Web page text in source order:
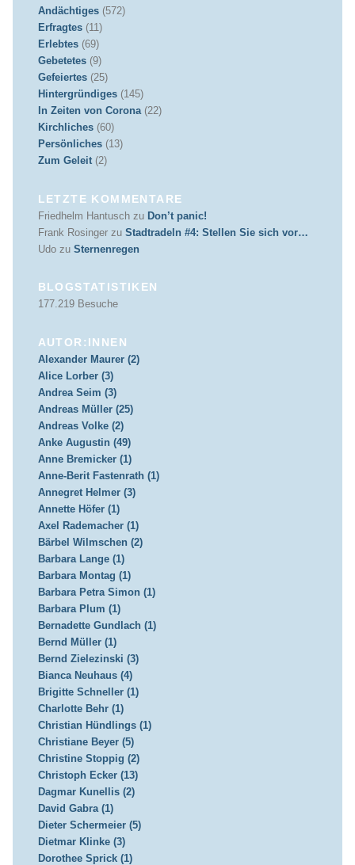
Andächtiges(572)
Erfragtes(11)
Erlebtes(69)
Gebetetes(9)
Gefeiertes(25)
Hintergründiges(145)
In Zeiten von Corona(22)
Kirchliches(60)
Persönliches(13)
Zum Geleit(2)
LETZTE KOMMENTARE
Friedhelm Hantuschzu Don’t panic!
Frank Rosingerzu Stadtradeln #4: Stellen Sie sich vor…
Udozu Sternenregen
BLOGSTATISTIKEN
177.219 Besuche
AUTOR:INNEN
Alexander Maurer (2)
Alice Lorber (3)
Andrea Seim (3)
Andreas Müller (25)
Andreas Volke (2)
Anke Augustin (49)
Anne Bremicker (1)
Anne-Berit Fastenrath (1)
Annegret Helmer (3)
Annette Höfer (1)
Axel Rademacher (1)
Bärbel Wilmschen (2)
Barbara Lange (1)
Barbara Montag (1)
Barbara Petra Simon (1)
Barbara Plum (1)
Bernadette Gundlach (1)
Bernd Müller (1)
Bernd Zielezinski (3)
Bianca Neuhaus (4)
Brigitte Schneller (1)
Charlotte Behr (1)
Christian Hündlings (1)
Christiane Beyer (5)
Christine Stoppig (2)
Christoph Ecker (13)
Dagmar Kunellis (2)
David Gabra (1)
Dieter Schermeier (5)
Dietmar Klinke (3)
Dorothee Sprick (1)